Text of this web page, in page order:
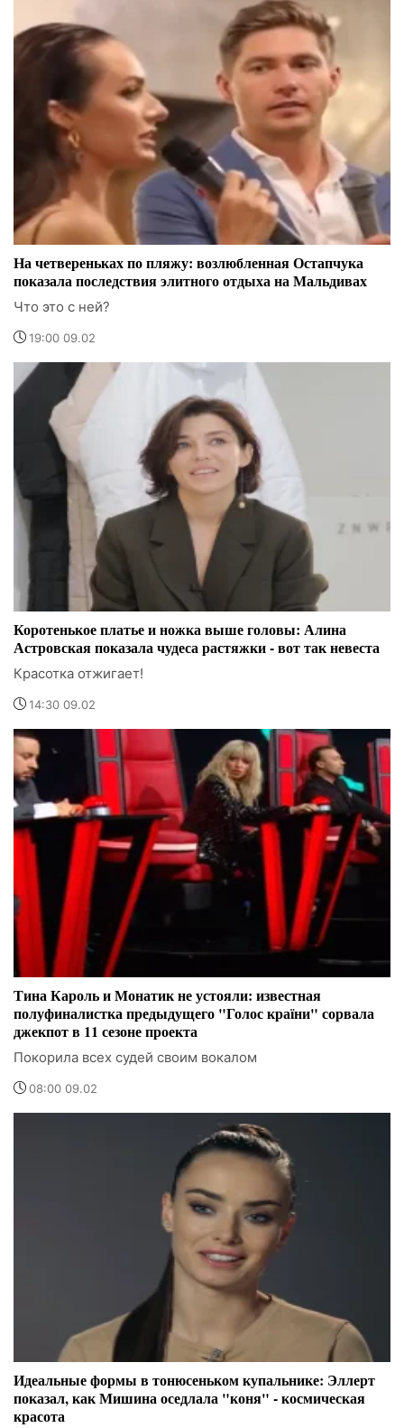
На четвереньках по пляжу: возлюбленная Остапчука
показала последствия элитного отдыха на Мальдивах
Что это с ней?
19:00 09.02
Коротенькое платье и ножка выше головы: Алина
Астровская показала чудеса растяжки - вот так невеста
Красотка отжигает!
14:30 09.02
Тина Кароль и Монатик не устояли: известная
полуфиналистка предыдущего "Голос країни" сорвала
джекпот в 11 сезоне проекта
Покорила всех судей своим вокалом
08:00 09.02
Идеальные формы в тонюсеньком купальнике: Эллерт
показал, как Мишина оседлала "коня" - космическая
красота